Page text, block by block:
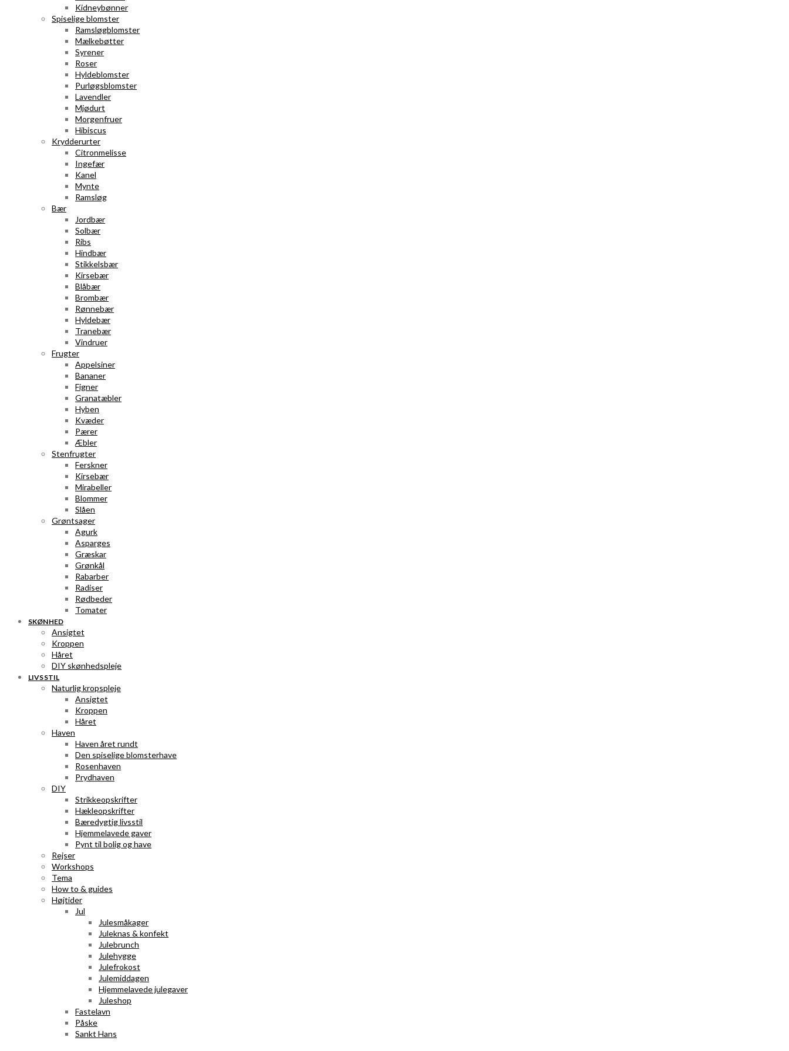
Kidneybønner
Spiselige blomster
Ramsløgblomster
Mælkebøtter
Syrener
Roser
Hyldeblomster
Purløgsblomster
Lavendler
Mjødurt
Morgenfruer
Hibiscus
Krydderurter
Citronmelisse
Ingefær
Kanel
Mynte
Ramsløg
Bær
Jordbær
Solbær
Ribs
Hindbær
Stikkelsbær
Kirsebær
Blåbær
Brombær
Rønnebær
Hyldebær
Tranebær
Vindruer
Frugter
Appelsiner
Bananer
Figner
Granatæbler
Hyben
Kvæder
Pærer
Æbler
Stenfrugter
Ferskner
Kirsebær
Mirabeller
Blommer
Slåen
Grøntsager
Agurk
Asparges
Græskar
Grønkål
Rabarber
Radiser
Rødbeder
Tomater
SKØNHED
Ansigtet
Kroppen
Håret
DIY skønhedspleje
LIVSSTIL
Naturlig kropspleje
Ansigtet
Kroppen
Håret
Haven
Haven året rundt
Den spiselige blomsterhave
Rosenhaven
Prydhaven
DIY
Strikkeopskrifter
Hækleopskrifter
Bæredygtig livsstil
Hjemmelavede gaver
Pynt til bolig og have
Rejser
Workshops
Tema
How to & guides
Højtider
Jul
Julesmåkager
Juleknas & konfekt
Julebrunch
Julehygge
Julefrokost
Julemiddagen
Hjemmelavede julegaver
Juleshop
Fastelavn
Påske
Sankt Hans